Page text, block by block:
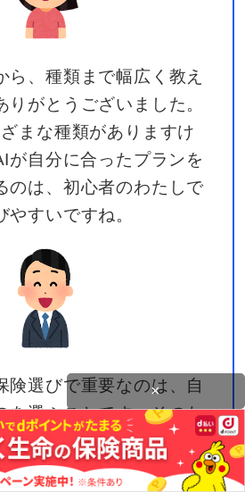
ら、種類まで幅広く教え
りがとうございました。
まな種類がありますけ
が自分に合ったプランを
のは、初心者のわたしで
やすいですね。
険選びで重要なのは、自
を選ぶことです。そのた
生活について考え、保険
みを理解し、保険の種類
×